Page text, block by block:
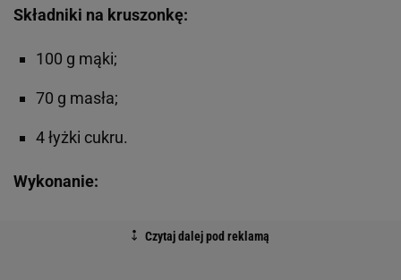
Składniki na kruszonkę:
100 g mąki;
70 g masła;
4 łyżki cukru.
Wykonanie: